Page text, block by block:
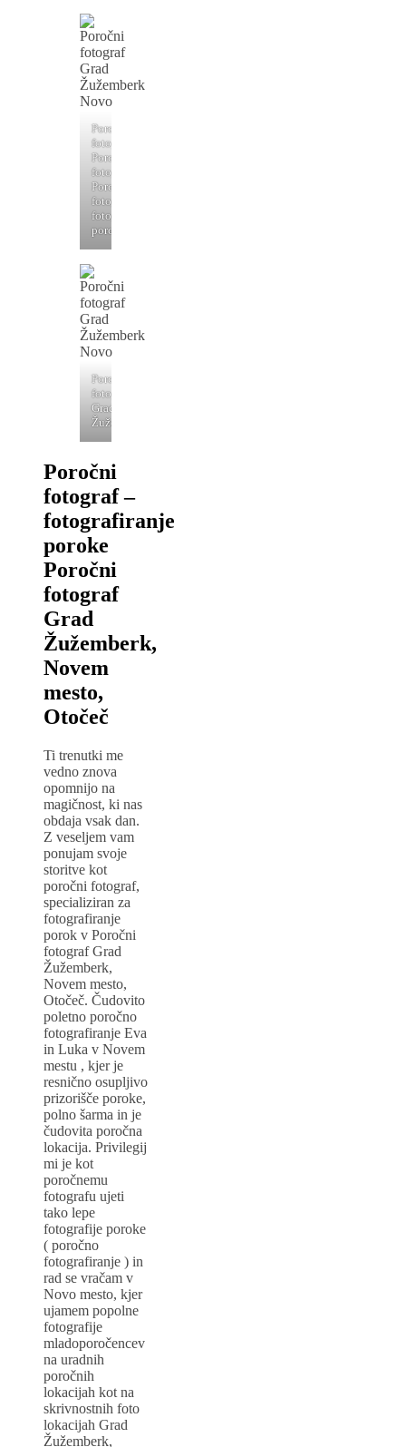
Poročni
fotograf,
Poročno
fotografiranje,
Poročni
fotograf,
fotografiranje
porok
Poročni
fotograf
Grad
Žužemberk
Poročni
fotograf –
fotografiranje
poroke
Poročni
fotograf
Grad
Žužemberk,
Novem
mesto,
Otočeč
Ti trenutki me
vedno znova
opomnijo na
magičnost, ki nas
obdaja vsak dan.
Z veseljem vam
ponujam svoje
storitve kot
poročni fotograf,
specializiran za
fotografiranje
porok v Poročni
fotograf Grad
Žužemberk,
Novem mesto,
Otočeč. Čudovito
poletno poročno
fotografiranje Eva
in Luka v Novem
mestu , kjer je
resnično osupljivo
prizorišče poroke,
polno šarma in je
čudovita poročna
lokacija. Privilegij
mi je kot
poročnemu
fotografu ujeti
tako lepe
fotografije poroke
( poročno
fotografiranje ) in
rad se vračam v
Novo mesto, kjer
ujamem popolne
fotografije
mladoporočencev
na uradnih
poročnih
lokacijah kot na
skrivnostnih foto
lokacijah Grad
Žužemberk,